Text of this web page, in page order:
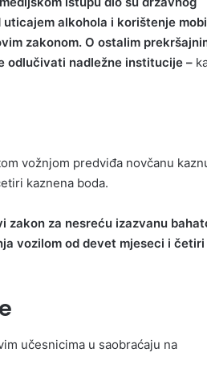
alkohola i korištenje
zakonom. O ostalim
odlučivati nadležne institucije –
vožnjom predviđa novčanu
kaznena boda.
zakon za nesreću izazvanu
vozilom od devet mjeseci i četiri
učesnicima u saobraćaju na